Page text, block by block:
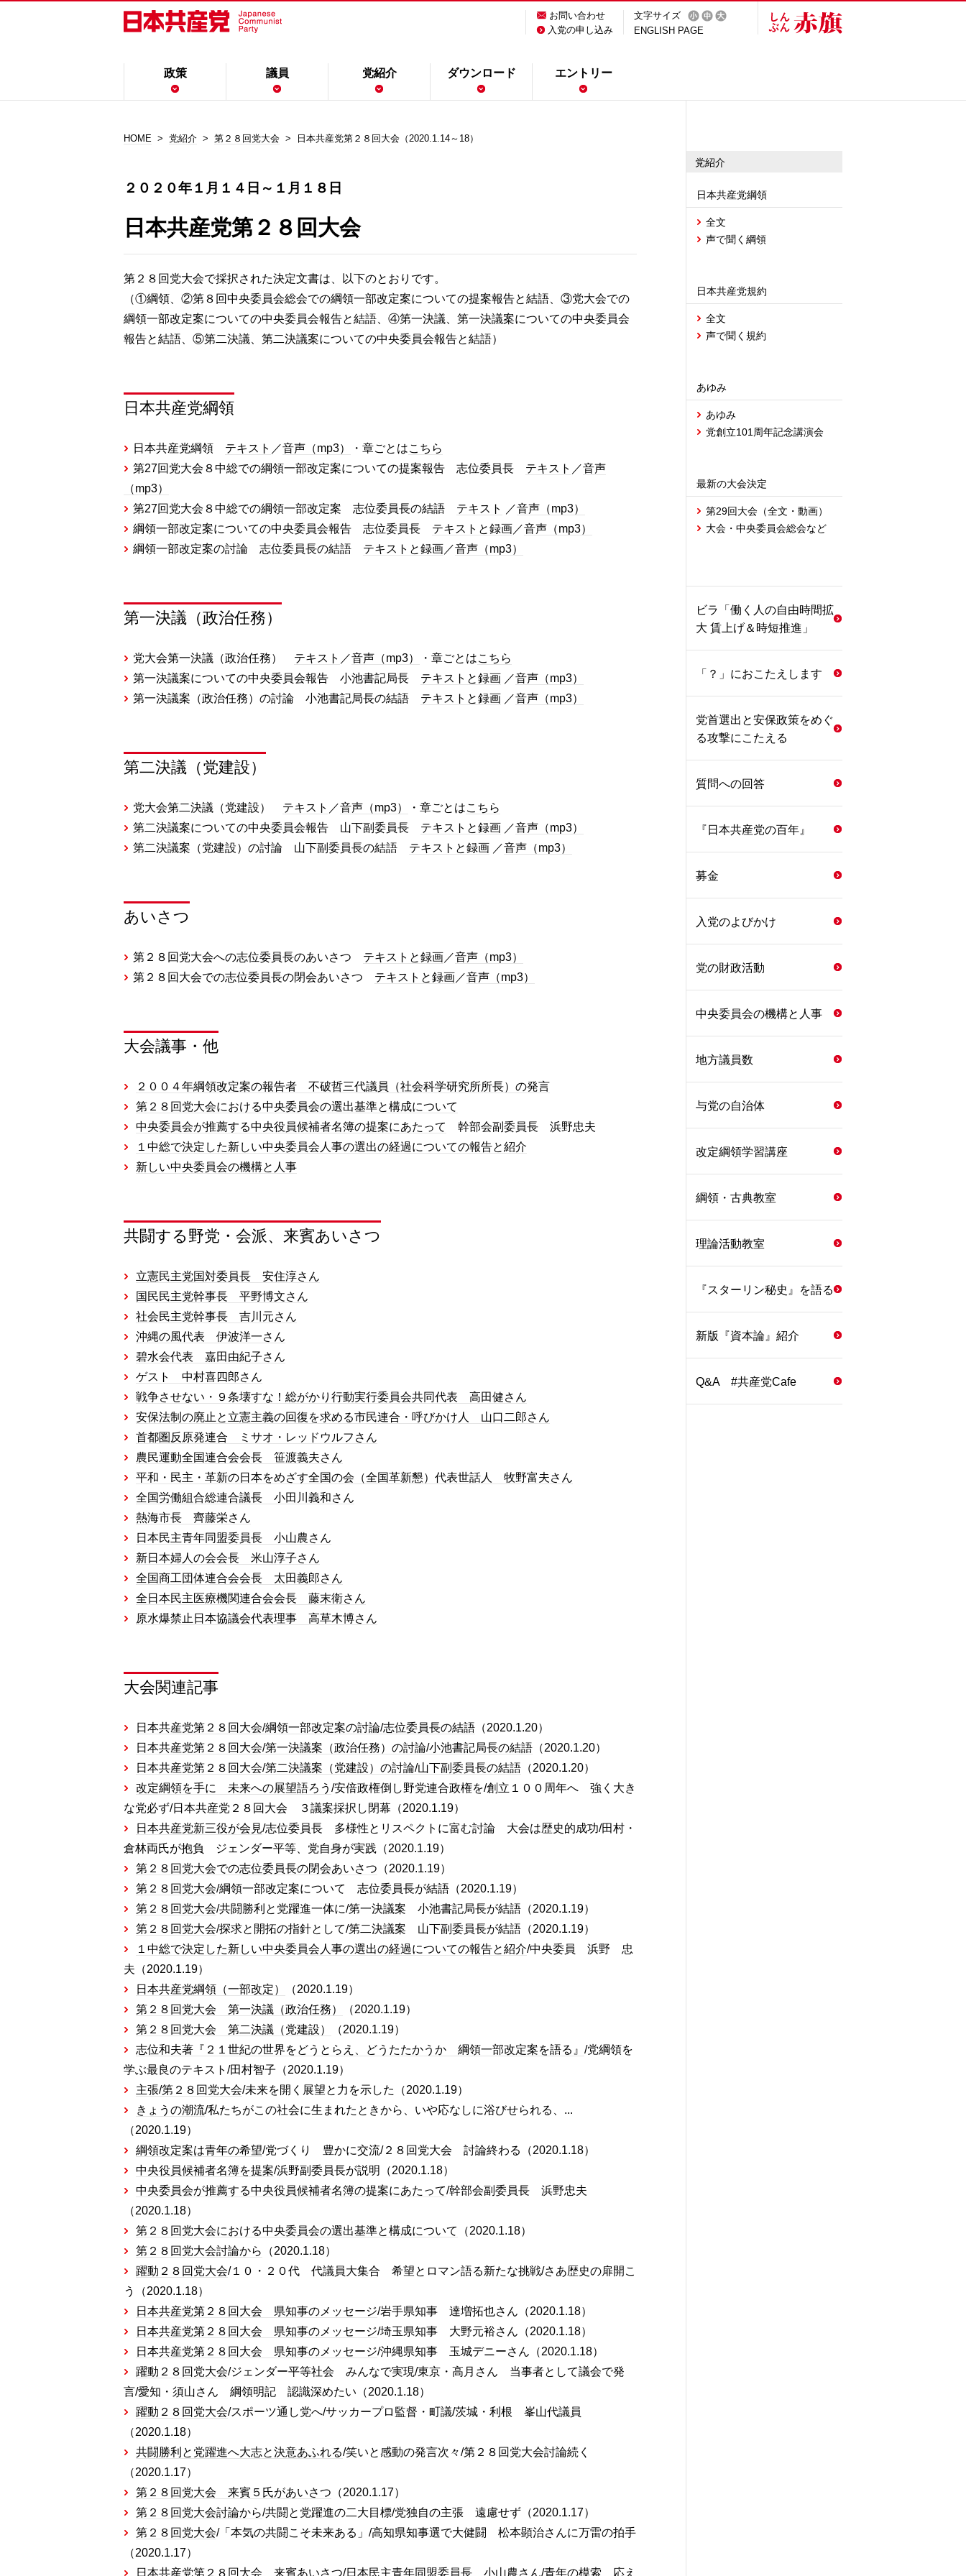
お問い合わせ
入党の申し込み
文字サイズ
ENGLISH PAGE
政策 議員 党紹介 ダウンロード エントリー
HOME 党紹介 第２８回党大会 日本共産党第２８回大会（2020.1.14～18）
２０２０年１月１４日～１月１８日
日本共産党第２８回大会
第２８回党大会で採択された決定文書は、以下のとおりです。
（①綱領、②第８回中央委員会総会での綱領一部改定案についての提案報告と結語、③党大会での
綱領一部改定案についての中央委員会報告と結語、④第一決議、第一決議案についての中央委員会
報告と結語、⑤第二決議、第二決議案についての中央委員会報告と結語）
日本共産党綱領
日本共産党綱領 テキスト ／音声（mp3） ・章ごとはこちら
第27回党大会８中総での綱領一部改定案についての提案報告 志位委員長 テキスト ／音声
（mp3）
第27回党大会８中総での綱領一部改定案 志位委員長の結語 テキスト ／音声（mp3）
綱領一部改定案についての中央委員会報告 志位委員長 テキストと録画／音声（mp3）
綱領一部改定案の討論 志位委員長の結語 テキストと録画／音声（mp3）
第一決議（政治任務）
党大会第一決議（政治任務） テキスト ／音声（mp3） ・章ごとはこちら
第一決議案についての中央委員会報告 小池書記局長 テキストと録画 ／音声（mp3）
第一決議案（政治任務）の討論 小池書記局長の結語 テキストと録画 ／音声（mp3）
第二決議（党建設）
党大会第二決議（党建設） テキスト ／音声（mp3） ・章ごとはこちら
第二決議案についての中央委員会報告 山下副委員長 テキストと録画 ／音声（mp3）
第二決議案（党建設）の討論 山下副委員長の結語 テキストと録画 ／音声（mp3）
あいさつ
第２８回党大会への志位委員長のあいさつ テキストと録画／音声（mp3）
第２８回大会での志位委員長の閉会あいさつ テキストと録画／音声（mp3）
大会議事・他
２００４年綱領改定案の報告者 不破哲三代議員（社会科学研究所所長）の発言
第２８回党大会における中央委員会の選出基準と構成について
中央委員会が推薦する中央役員候補者名簿の提案にあたって
幹部会副委員長 浜野忠夫
１中総で決定した新しい中央委員会人事の選出の経過についての報告と紹介
新しい中央委員会の機構と人事
共闘する野党・会派、来賓あいさつ
立憲民主党国対委員長 安住淳さん
国民民主党幹事長 平野博文さん
社会民主党幹事長 吉川元さん
沖縄の風代表 伊波洋一さん
碧水会代表 嘉田由紀子さん
ゲスト 中村喜四郎さん
戦争させない・９条壊すな！総がかり行動実行委員会共同代表 高田健さん
安保法制の廃止と立憲主義の回復を求める市民連合・呼びかけ人 山口二郎さん
首都圏反原発連合 ミサオ・レッドウルフさん
農民運動全国連合会会長 笹渡義夫さん
平和・民主・革新の日本をめざす全国の会（全国革新懇）代表世話人 牧野富夫さん
全国労働組合総連合議長 小田川義和さん
熱海市長 齊藤栄さん
日本民主青年同盟委員長 小山農さん
新日本婦人の会会長 米山淳子さん
全国商工団体連合会会長 太田義郎さん
全日本民主医療機関連合会会長 藤末衛さん
原水爆禁止日本協議会代表理事 高草木博さん
大会関連記事
日本共産党第２８回大会/綱領一部改定案の討論/志位委員長の結語 （2020.1.20）
日本共産党第２８回大会/第一決議案（政治任務）の討論/小池書記局長の結語 （2020.1.20）
日本共産党第２８回大会/第二決議案（党建設）の討論/山下副委員長の結語 （2020.1.20）
改定綱領を手に 未来への展望語ろう /安倍政権倒し野党連合政権を/創立１００周年へ 強く大き
な党必ず/日本共産党２８回大会 ３議案採択し閉幕（2020.1.19）
日本共産党新三役が会見/志位委員長 多様性とリスペクトに富む討論 大会は歴史的成功/田村・
倉林両氏が抱負 ジェンダー平等、党自身が実践（2020.1.19）
第２８回党大会での志位委員長の閉会あいさつ （2020.1.19）
第２８回党大会/綱領一部改定案について 志位委員長が結語（2020.1.19）
第２８回党大会/共闘勝利と党躍進一体に/第一決議案 小池書記局長が結語（2020.1.19）
第２８回党大会/探求と開拓の指針として/第二決議案 山下副委員長が結語（2020.1.19）
１中総で決定した新しい中央委員会人事の選出の経過についての報告と紹介/中央委員 浜野 忠
夫（2020.1.19）
日本共産党綱領（一部改定）
（2020.1.19）
第２８回党大会 第一決議（政治任務）
（2020.1.19）
第２８回党大会 第二決議（党建設）
（2020.1.19）
志位和夫著『２１世紀の世界をどうとらえ、どうたたかうか 綱領一部改定案を語る』 /党綱領を
学ぶ最良のテキスト/田村智子（2020.1.19）
主張/第２８回党大会/未来を開く展望と力を示した（2020.1.19）
きょうの潮流/私たちがこの社会に生まれたときから、いや応なしに浴びせられる、...
（2020.1.19）
綱領改定案は青年の希望/党づくり 豊かに交流/２８回党大会 討論終わる（2020.1.18）
中央役員候補者名簿を提案/浜野副委員長が説明（2020.1.18）
中央委員会が推薦する中央役員候補者名簿の提案にあたって/幹部会副委員長 浜野忠夫
（2020.1.18）
第２８回党大会における中央委員会の選出基準と構成について
（2020.1.18）
第２８回党大会討論から
（2020.1.18）
躍動２８回党大会/１０・２０代 代議員大集合 希望とロマン語る新たな挑戦/さあ歴史の扉開こ
う（2020.1.18）
日本共産党第２８回大会 県知事のメッセージ/岩手県知事 達増拓也さん（2020.1.18）
日本共産党第２８回大会 県知事のメッセージ/埼玉県知事 大野元裕さん（2020.1.18）
日本共産党第２８回大会 県知事のメッセージ/沖縄県知事 玉城デニーさん（2020.1.18）
躍動２８回党大会/ジェンダー平等社会 みんなで実現/東京・高月さん 当事者として議会で発
言/愛知・須山さん 綱領明記 認識深めたい（2020.1.18）
躍動２８回党大会/スポーツ通し党へ/サッカープロ監督・町議/茨城・利根 峯山代議員
（2020.1.18）
共闘勝利と党躍進へ大志と決意あふれる/笑いと感動の発言次々/第２８回党大会討論続く
（2020.1.17）
第２８回党大会 来賓５氏があいさつ （2020.1.17）
第２８回党大会討論から/共闘と党躍進の二大目標/党独自の主張 遠慮せず（2020.1.17）
第２８回党大会/「本気の共闘こそ未来ある」/高知県知事選で大健闘 松本顕治さんに万雷の拍手
（2020.1.17）
日本共産党第２８回大会 来賓あいさつ/日本民主青年同盟委員長 小山農さん/青年の模索 応え
党紹介
日本共産党綱領
全文
声で聞く綱領
日本共産党規約
全文
声で聞く規約
あゆみ
あゆみ
党創立101周年記念講演会
最新の大会決定
第29回大会（全文・動画）
大会・中央委員会総会など
ビラ「働く人の自由時間拡
大 賃上げ＆時短推進」
「？」におこたえします
党首選出と安保政策をめぐ
る攻撃にこたえる
質問への回答
『日本共産党の百年』
募金
入党のよびかけ
党の財政活動
中央委員会の機構と人事
地方議員数
与党の自治体
改定綱領学習講座
綱領・古典教室
理論活動教室
『スターリン秘史』を語る
新版『資本論』紹介
Q&A #共産党Cafe